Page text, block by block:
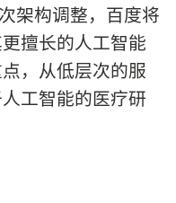
架构调整，百度将
擅长的人工智能
，从低层次的服
工智能的医疗研